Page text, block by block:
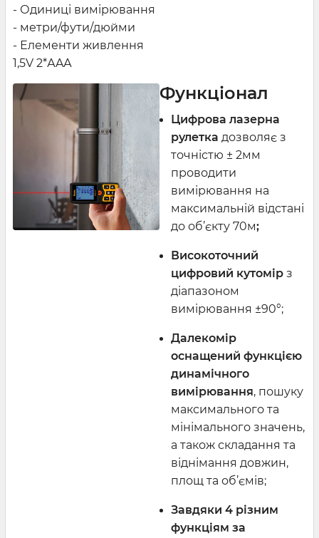
- Одиниці вимірювання
- метри/фути/дюйми
- Елементи живлення
1,5V 2*АAА
Функціонал
Цифрова лазерна
рулетка дозволяє з
точністю ± 2мм
проводити
вимірювання на
максимальній відстані
до об’єкту 70м;
Високоточний
цифровий кутомір з
діапазоном
вимірювання ±90°;
Далекомір
оснащений функцією
динамічного
вимірювання, пошуку
максимального та
мінімального значень,
а також складання та
віднімання довжин,
площ та об’ємів;
Завдяки 4 різним
функціям за